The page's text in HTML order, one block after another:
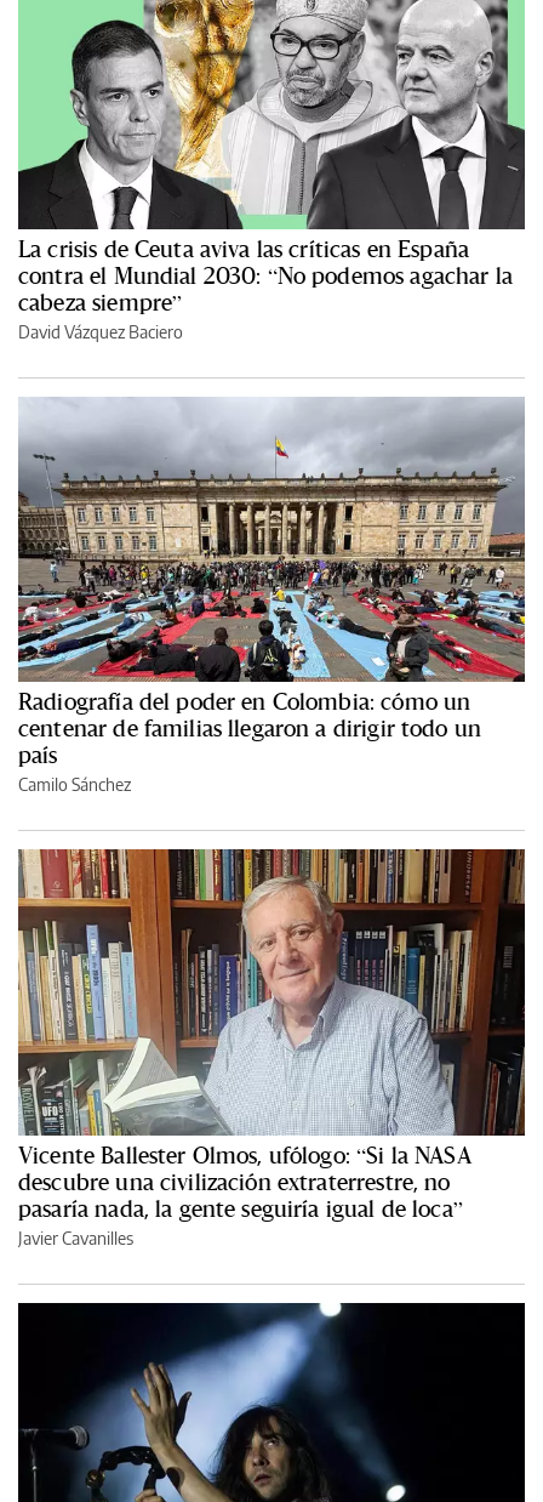
La crisis de Ceuta aviva las críticas en España
contra el Mundial 2030: “No podemos agachar la
cabeza siempre”
David Vázquez Baciero
Radiografía del poder en Colombia: cómo un
centenar de familias llegaron a dirigir todo un
país
Camilo Sánchez
Vicente Ballester Olmos, ufólogo: “Si la NASA
descubre una civilización extraterrestre, no
pasaría nada, la gente seguiría igual de loca”
Javier Cavanilles